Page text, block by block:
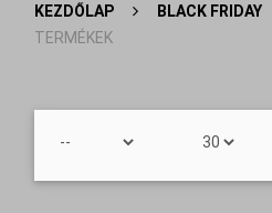
KEZDŐLAP > BLACK FRIDAY
TERMÉKEK